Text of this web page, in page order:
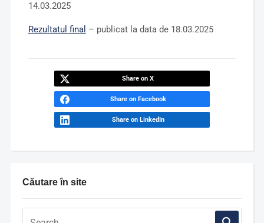
Căutare în site
14.03.2025
Rezultatul final – publicat la data de 18.03.2025
Share on X
Share on Facebook
Share on LinkedIn